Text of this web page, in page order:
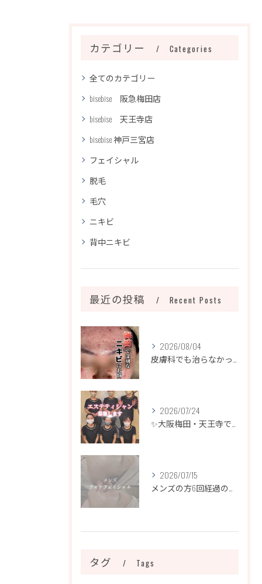
カテゴリー Categories
全てのカテゴリー
bisebise 阪急梅田店
bisebise 天王寺店
bisebise 神戸三宮店
フェイシャル
脱毛
毛穴
ニキビ
背中ニキビ
最近の投稿 Recent Posts
2026/08/04
皮膚科でも治らなかったニキビ、諦めるのはまだ早いです！
2026/07/24
✨大阪梅田・天王寺でエステティシャン募集✨
2026/07/15
メンズの方6回経過のお写真になります📷✨
タグ Tags